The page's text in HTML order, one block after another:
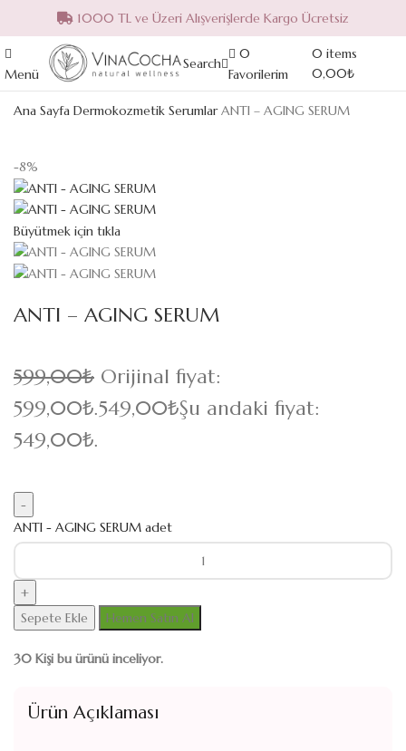
1000 TL ve Üzeri Alışverişlerde Kargo Ücretsiz
Menü
Search
0
Favorilerim
0 items
0,00₺
Ana Sayfa Dermokozmetik SerumlarANTI – AGING SERUM
-8%
Büyütmek için tıkla
ANTI – AGING SERUM
599,00₺ Orijinal fiyat:
599,00₺.549,00₺Şu andaki fiyat:
549,00₺.
ANTI - AGING SERUM adet
Sepete Ekle Hemen Satın Al
30 Kişi bu ürünü inceliyor.
Ürün Açıklaması